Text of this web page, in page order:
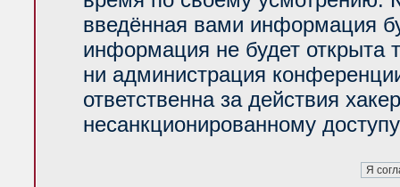
введённая вами информация
информация не будет открыта
ни администрация
ответственна за действия
несанкционированному